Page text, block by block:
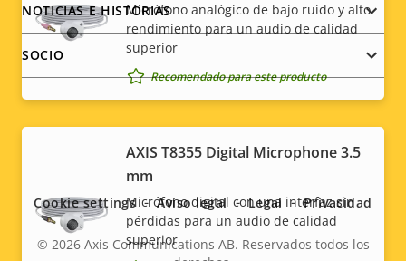
Micrófono analógico de bajo ruido y alto
rendimiento para un audio de calidad
superior
Recomendado para este producto
AXIS T8355 Digital Microphone 3.5
mm
Micrófono digital con una interfaz sin
pérdidas para un audio de calidad
superior
NOTICIAS E HISTORIAS
SOCIO
Social
menu
© 2026Axis Communications AB. Reservados todos los
Cookie settings Aviso legal Legal Privacidad